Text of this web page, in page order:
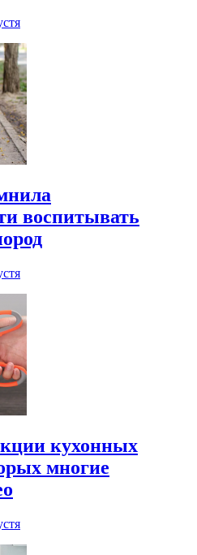
воспитывать
кухонных
многие